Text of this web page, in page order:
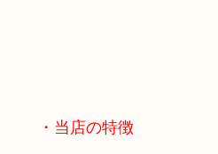
・当店の特徴